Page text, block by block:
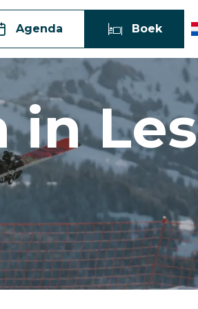
Agenda Boek
in Les